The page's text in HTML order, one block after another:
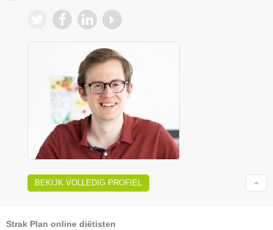
BEKIJK VOLLEDIG PROFIEL
Strak Plan online diëtisten